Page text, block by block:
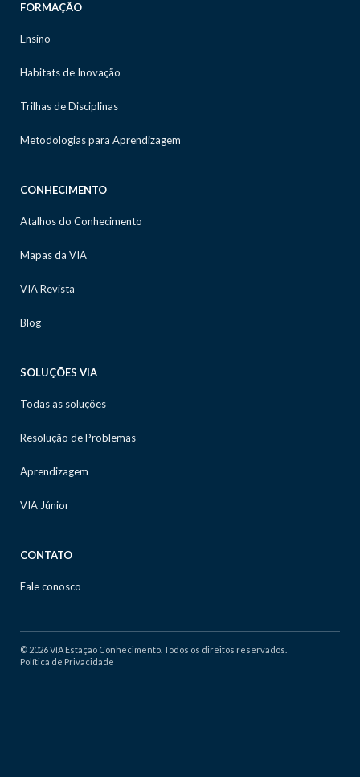
FORMAÇÃO
Ensino
Habitats de Inovação
Trilhas de Disciplinas
Metodologias para Aprendizagem
CONHECIMENTO
Atalhos do Conhecimento
Mapas da VIA
VIA Revista
Blog
SOLUÇÕES VIA
Todas as soluções
Resolução de Problemas
Aprendizagem
VIA Júnior
CONTATO
Fale conosco
© 2026 VIA Estação Conhecimento. Todos os direitos reservados.
Política de Privacidade